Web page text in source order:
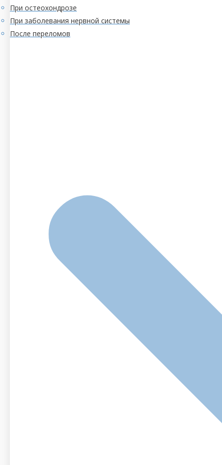
При остеохондрозе
При заболевания нервной системы
После переломов